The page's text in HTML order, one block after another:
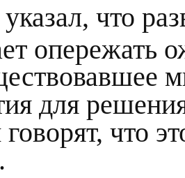
что
опережать
для
что